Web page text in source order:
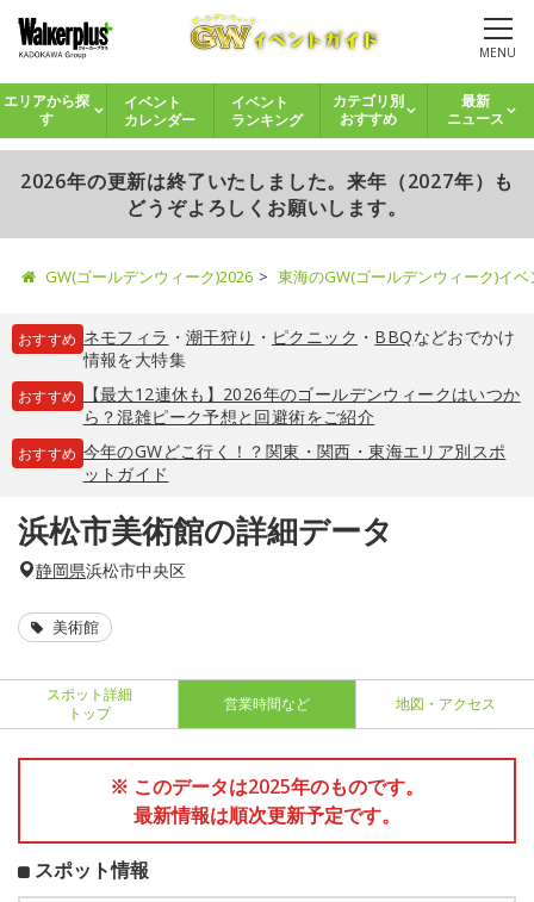
MENU
エリアから探
す
イベント
カレンダー
イベント
ランキング
カテゴリ別
おすすめ
最新
ニュース
2026年の更新は終了いたしました。来年（2027年）も
どうぞよろしくお願いします。
GW(ゴールデンウィーク)2026 東海のGW(ゴールデンウィーク)イ
おすすめ ネモフィラ ・ 潮干狩り ・ ピクニック ・ BBQなどおでかけ
情報を大特集
おすすめ
【最大12連休も】2026年のゴールデンウィークはいつか
ら？混雑ピーク予想と回避術をご紹介
おすすめ 今年のGWどこ行く！？関東・関西・東海エリア別スポ
ットガイド
浜松市美術館の詳細データ
静岡県浜松市中央区
美術館
スポット詳細
トップ
営業時間など 地図・アクセス
※ このデータは2025年のものです。
最新情報は順次更新予定です。
スポット情報